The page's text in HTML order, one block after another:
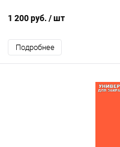
1 200 руб. / шт
Подробнее